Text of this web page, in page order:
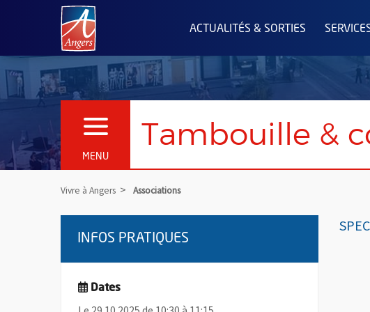
Angers.fr : Retour à l'accueil
ACTUALITÉS & SORTIES
MENU
OUVRIR LE MENU Tambouille &
Vivre à Angers Associations
INFOS PRATIQUES
Dates